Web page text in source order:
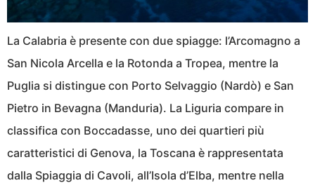
La Calabria è presente con due spiagge: l’Arcomagno a
San Nicola Arcella e la Rotonda a Tropea, mentre la
Puglia si distingue con Porto Selvaggio (Nardò) e San
Pietro in Bevagna (Manduria). La Liguria compare in
classifica con Boccadasse, uno dei quartieri più
caratteristici di Genova, la Toscana è rappresentata
dalla Spiaggia di Cavoli, all’Isola d’Elba, mentre nella